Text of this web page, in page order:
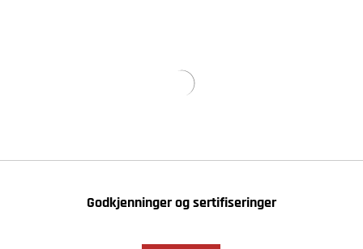
Godkjenninger og sertifiseringer